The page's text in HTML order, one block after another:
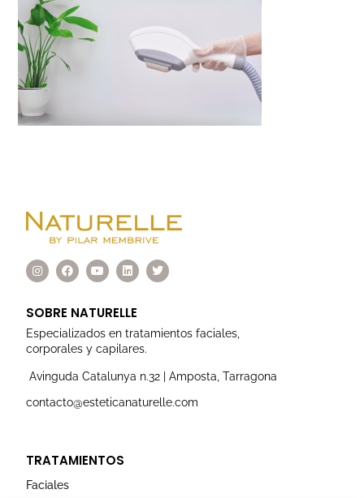
I
n
a
g
r
a
m
F
a
b
o
o
k
Y
o
u
b
e
L
i
e
d
i
n
T
w
r
SOBRE NATURELLE
Especializados en tratamientos faciales,
corporales y capilares.
Avinguda Catalunya n.32 | Amposta, Tarragona
contacto@esteticanaturelle.com
TRATAMIENTOS
Faciales